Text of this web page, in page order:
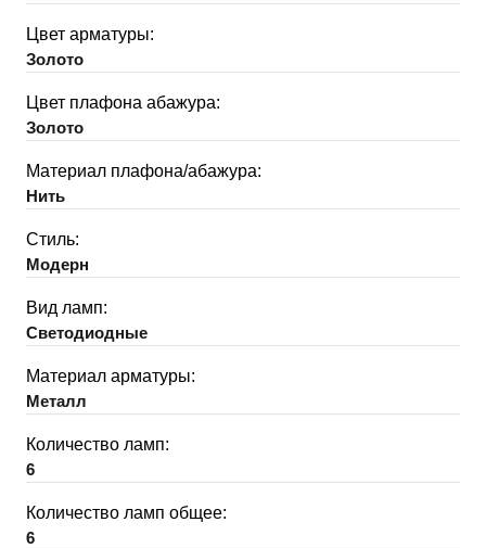
Цвет арматуры:
Золото
Цвет плафона абажура:
Золото
Материал плафона/абажура:
Нить
Стиль:
Модерн
Вид ламп:
Светодиодные
Материал арматуры:
Металл
Количество ламп:
6
Количество ламп общее:
6